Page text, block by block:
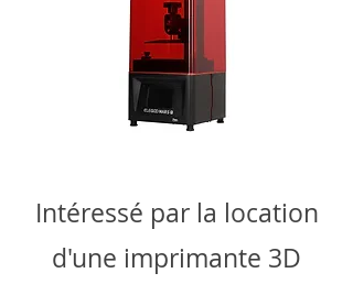
Intéressé par la location
d'une imprimante 3D